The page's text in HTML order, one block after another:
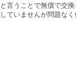
言うことで無償で交
ていませんが問題な